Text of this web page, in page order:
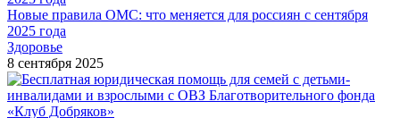
Новые правила ОМС: что меняется для россиян с сентября
2025 года
Здоровье
8 сентября 2025